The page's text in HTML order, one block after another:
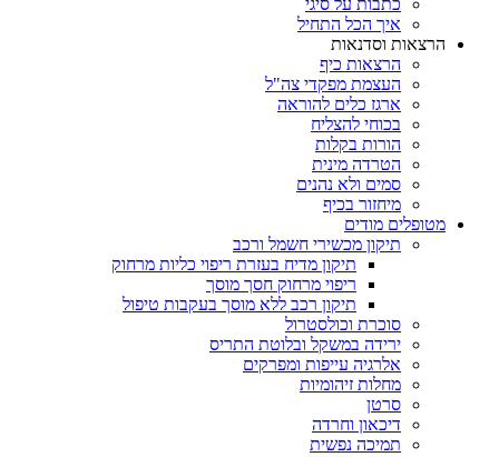
כתבות על סיגי
איך הכל התחיל
הרצאות וסדנאות
הרצאות כיף
העצמת מפקדי צה"ל
ארגז כלים להוראה
בכוחי להצליח
הורות בקלות
הטרדה מינית
סמים ולא נהנים
מיחזור בכיף
מטופלים מודים
תיקון מכשירי חשמל ורכב
תיקון מדיח בעזרת ריפוי כליות מרחוק
ריפוי מרחוק חסך מוסך
תיקון רכב ללא מוסך בעקבות טיפול
סוכרת וכולסטרול
ירידה במשקל ובלוטת התריס
אלרגיה עייפות ומפרקים
מחלות זיהומיות
סרטן
דיכאון וחרדה
תמיכה נפשית